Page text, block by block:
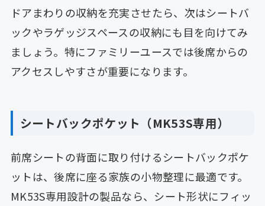
ドアまわりの収納を充実させたら、次はシートバ
ックやラゲッジスペースの収納にも目を向けてみ
ましょう。特にファミリーユースでは後席からの
アクセスしやすさが重要になります。
シートバックポケット（MK53S専用）
前席シートの背面に取り付けるシートバックポケ
ットは、後席に座る家族の小物整理に最適です。
MK53S専用設計の製品なら、シート形状にフィッ